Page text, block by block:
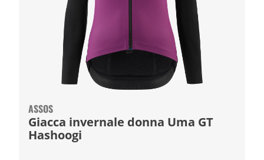
ASSOS
Giacca invernale donna Uma GT
Hashoogi